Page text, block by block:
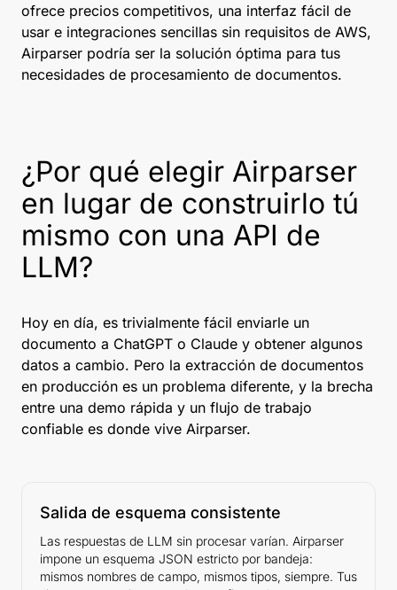
ofrece precios competitivos, una interfaz fácil de
usar e integraciones sencillas sin requisitos de AWS,
Airparser podría ser la solución óptima para tus
necesidades de procesamiento de documentos.
¿Por qué elegir Airparser
en lugar de construirlo tú
mismo con una API de
LLM?
Hoy en día, es trivialmente fácil enviarle un
documento a ChatGPT o Claude y obtener algunos
datos a cambio. Pero la extracción de documentos
en producción es un problema diferente, y la brecha
entre una demo rápida y un flujo de trabajo
confiable es donde vive Airparser.
Salida de esquema consistente
Las respuestas de LLM sin procesar varían. Airparser
impone un esquema JSON estricto por bandeja:
mismos nombres de campo, mismos tipos, siempre. Tus